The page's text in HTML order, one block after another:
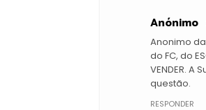
Anónimo
Anonimo
do FC, do
VENDER.
questão.
RESPONDER